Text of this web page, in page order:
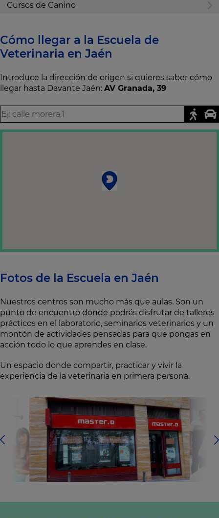
Cursos de Canino
Cómo llegar a la Escuela de
Veterinaria en Jaén
Introduce la dirección de origen si quieres saber cómo
llegar hasta Davante Jaén: AV Granada, 39
Fotos de la Escuela en Jaén
Nuestros centros son mucho más que aulas. Son un
punto de encuentro donde podrás disfrutar de talleres
prácticos en el laboratorio, seminarios veterinarios y un
montón de actividades pensadas para que pongas en
acción todo lo que aprendes en clase.
Un espacio donde compartir, practicar y vivir la
experiencia de la veterinaria en primera persona.